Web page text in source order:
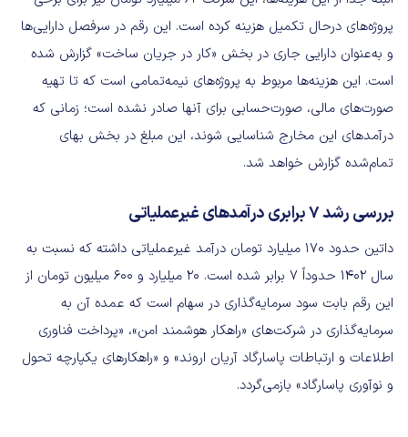
پروژه‌های درحال تکمیل هزینه کرده است. این رقم در سرفصل دارایی‌ها
و به‌عنوان دارایی جاری در بخش «کار در جریان ساخت» گزارش شده
است. این هزینه‌ها مربوط به پروژه‌های نیمه‌تمامی است که تا تهیه
صورت‌های مالی، صورت‌حسابی برای آنها صادر نشده است؛ زمانی که
درآمدهای این مخارج شناسایی شوند، این مبلغ در بخش بهای
تمام‌شده گزارش خواهد شد.
بررسی رشد 7 برابری درآمدهای غیرعملیاتی
داتین حدود 170 میلیارد تومان درآمد غیرعملیاتی داشته که نسبت به
سال 1402 حدوداً 7 برابر شده است. 20 میلیارد و 600 میلیون تومان از
این رقم بابت سود سرمایه‌گذاری در سهام است که عمده آن به
سرمایه‌گذاری در شرکت‌های «راهکار هوشمند امن»، «پرداخت فناوری
اطلاعات و ارتباطات پاسارگاد آریان اروند» و «راهکارهای یکپارچه تحول
و نوآوری پاسارگاد» بازمی‌گردد.